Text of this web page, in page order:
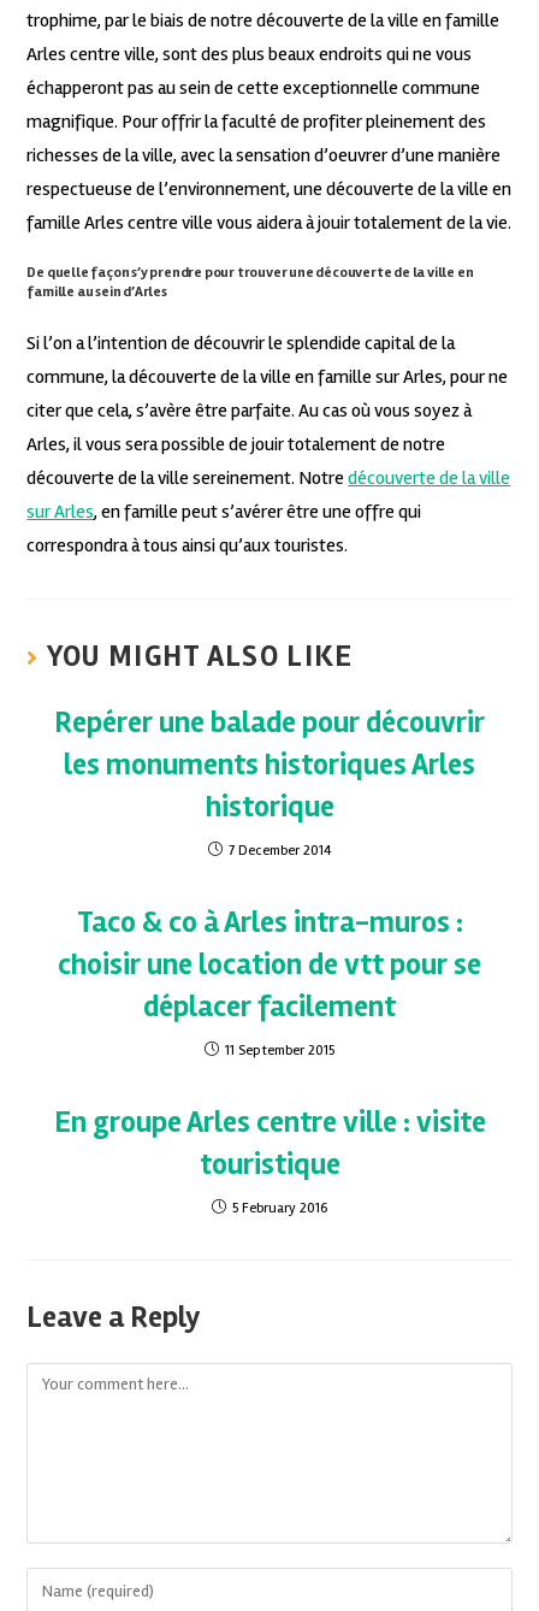
trophime, par le biais de notre découverte de la ville en famille
Arles centre ville, sont des plus beaux endroits qui ne vous
échapperont pas au sein de cette exceptionnelle commune
magnifique. Pour offrir la faculté de profiter pleinement des
richesses de la ville, avec la sensation d’oeuvrer d’une manière
respectueuse de l’environnement, une découverte de la ville en
famille Arles centre ville vous aidera à jouir totalement de la vie.
De quelle façon s’y prendre pour trouver une découverte de la ville en
famille au sein d’Arles
Si l’on a l’intention de découvrir le splendide capital de la
commune, la découverte de la ville en famille sur Arles, pour ne
citer que cela, s’avère être parfaite. Au cas où vous soyez à
Arles, il vous sera possible de jouir totalement de notre
découverte de la ville sereinement. Notredécouverte de la ville
sur Arles, en famille peut s’avérer être une offre qui
correspondra à tous ainsi qu’aux touristes.
YOU MIGHT ALSO LIKE
Repérer une balade pour découvrir
les monuments historiques Arles
historique
7 December 2014
Taco & co à Arles intra-muros :
choisir une location de vtt pour se
déplacer facilement
11 September 2015
En groupe Arles centre ville : visite
touristique
5 February 2016
Leave a Reply